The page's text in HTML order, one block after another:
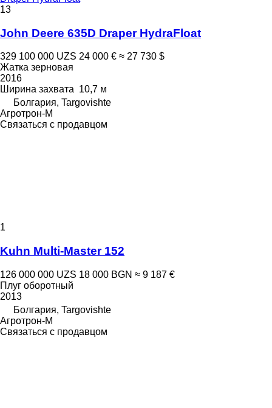
13
John Deere 635D Draper HydraFloat
329 100 000 UZS 24 000 € ≈ 27 730 $
Жатка зерновая
2016
Ширина захвата 10,7 м
Болгария, Targovishte
Агротрон-М
Связаться с продавцом
1
Kuhn Multi-Master 152
126 000 000 UZS 18 000 BGN ≈ 9 187 €
Плуг оборотный
2013
Болгария, Targovishte
Агротрон-М
Связаться с продавцом